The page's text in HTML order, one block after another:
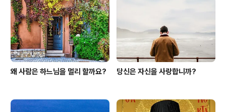
왜 사람은 하느님을 멀리 할까요? 당신은 자신을 사랑합니까?